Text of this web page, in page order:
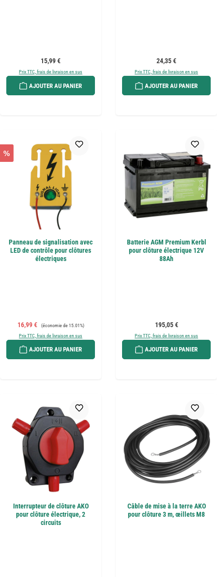
Prix régulier :
15,99 €
Prix TTC, frais de livraison en sus
AJOUTER AU PANIER
Prix régulier :
24,35 €
Prix TTC, frais de livraison en sus
AJOUTER AU PANIER
%
Panneau de signalisation avec
LED de contrôle pour clôtures
électriques
Prix de vente :
16,99 € Prix régulier :
(économie de 15.01%)
Prix TTC, frais de livraison en sus
AJOUTER AU PANIER
Batterie AGM Premium Kerbl
pour clôture électrique 12V
88Ah
Prix régulier :
195,05 €
Prix TTC, frais de livraison en sus
AJOUTER AU PANIER
Interrupteur de clôture AKO
pour clôture électrique, 2
circuits
Câble de mise à la terre AKO
pour clôture 3 m, œillets M8